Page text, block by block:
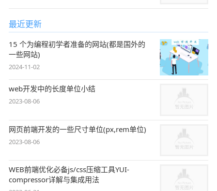
最近更新
15 个为编程初学者准备的网站(都是国外的
一些网站)
2024-11-02
web开发中的长度单位小结
2023-08-06
网页前端开发的一些尺寸单位(px,rem单位)
2023-08-06
WEB前端优化必备js/css压缩工具YUI-
compressor详解与集成用法